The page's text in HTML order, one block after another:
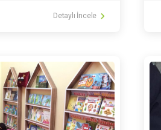
Detaylı İncele